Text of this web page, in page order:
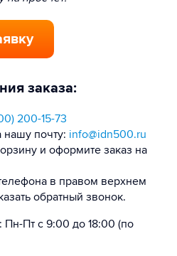
заказа:
200-15-73
нашу почту: info@idn500.ru
и оформите заказ на
в правом верхнем
обратный звонок.
Пт с 9:00 до 18:00 (по